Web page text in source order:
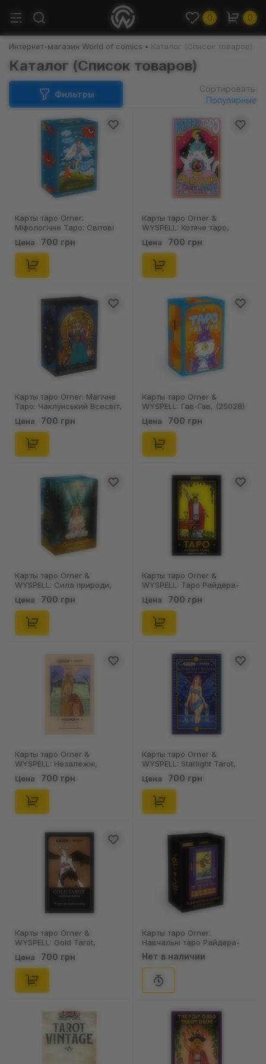
0 0
Интернет-магазин World of comics Каталог (Список товаров)
Каталог (Список товаров)
Фильтры
Сортировать:
Популярные
Карты таро Orner:
Міфологічне Таро: Світові
Боги, (251423)
Цена 700 грн
Карты таро Orner &
WYSPELL: Котяче таро,
(724973)
Цена 700 грн
Карты таро Orner: Магічне
Таро: Чаклунський Всесвіт,
(250273)
Цена 700 грн
Карты таро Orner &
WYSPELL: Гав-Гав, (25028)
Цена 700 грн
Карты таро Orner &
WYSPELL: Сила природи,
(24966)
Цена 700 грн
Карты таро Orner &
WYSPELL: Таро Райдера-
Уейта, (22085)
Цена 700 грн
Карты таро Orner &
WYSPELL: Незалежні,
(21309)
Цена 700 грн
Карты таро Orner &
WYSPELL: Starlight Tarot,
(23501)
Цена 700 грн
Карты таро Orner &
WYSPELL: Gold Tarot,
(22856)
Цена 700 грн
Карты таро Orner:
Навчальні таро Райдера-
Уейта, (27356)
Нет в наличии